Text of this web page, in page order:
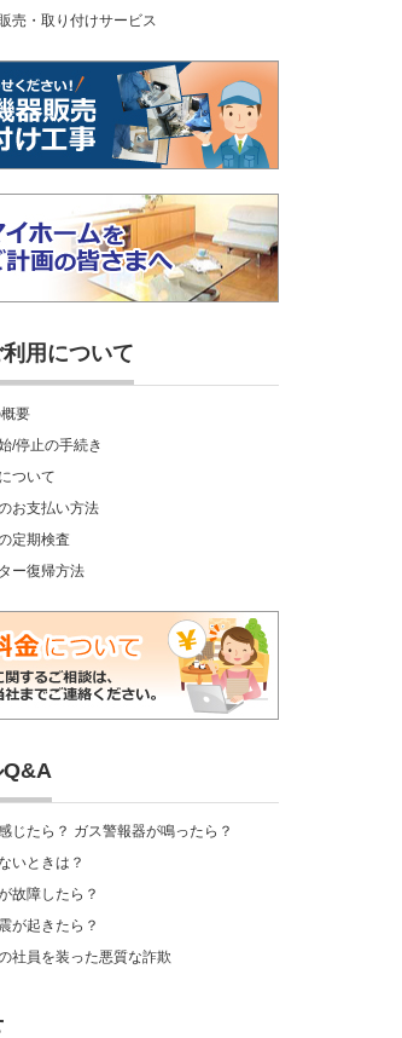
売・取り付けサービス
用について
要
/停止の手続き
ついて
お支払い方法
定期検査
ー復帰方法
Q&A
じたら？ ガス警報器が鳴ったら？
いときは？
故障したら？
が起きたら？
社員を装った悪質な詐欺